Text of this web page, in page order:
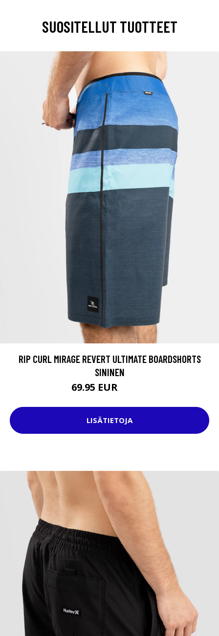
SUOSITELLUT TUOTTEET
RIP CURL MIRAGE REVERT ULTIMATE BOARDSHORTS
SININEN
69.95 EUR
LISÄTIETOJA